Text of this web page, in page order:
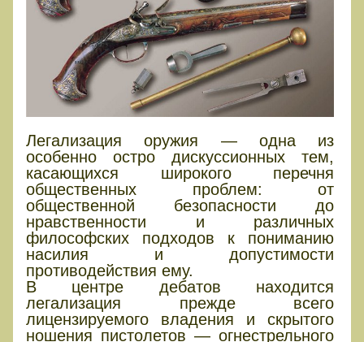
Легализация оружия — одна из
особенно остро дискуссионных тем,
касающихся широкого перечня
общественных проблем: от
общественной безопасности до
нравственности и различных
философских подходов к пониманию
насилия и допустимости
противодействия ему.
В центре дебатов находится
легализация прежде всего
лицензируемого владения и скрытого
ношения пистолетов — огнестрельного